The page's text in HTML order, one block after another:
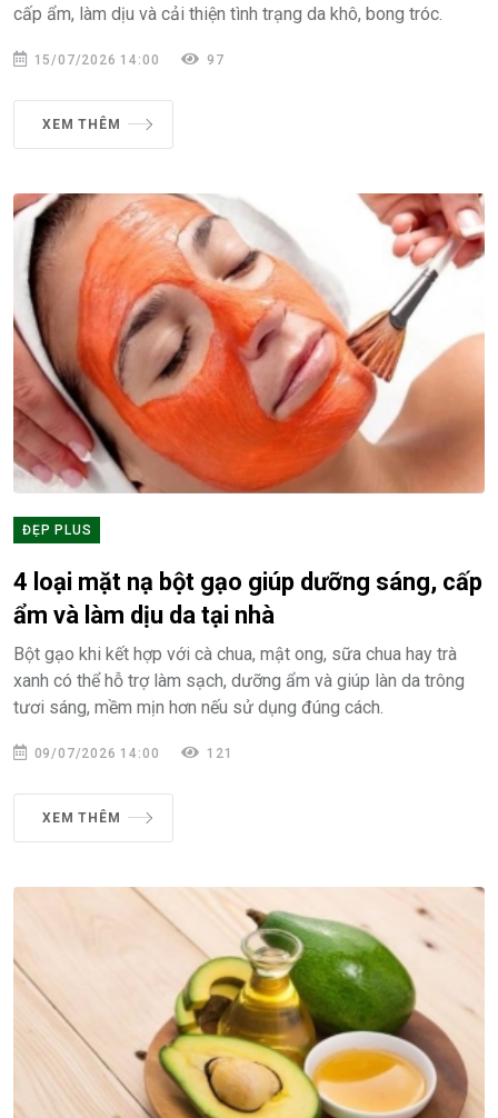
cấp ẩm, làm dịu và cải thiện tình trạng da khô, bong tróc.
15/07/2026 14:00 97
XEM THÊM
ĐẸP PLUS
4 loại mặt nạ bột gạo giúp dưỡng sáng, cấp
ẩm và làm dịu da tại nhà
Bột gạo khi kết hợp với cà chua, mật ong, sữa chua hay trà
xanh có thể hỗ trợ làm sạch, dưỡng ẩm và giúp làn da trông
tươi sáng, mềm mịn hơn nếu sử dụng đúng cách.
09/07/2026 14:00 121
XEM THÊM